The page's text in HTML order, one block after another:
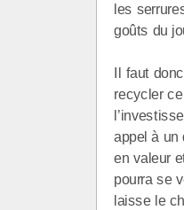
les
goûts du
Il faut
recycler
appel à un
en valeur
pourra se
laisse le